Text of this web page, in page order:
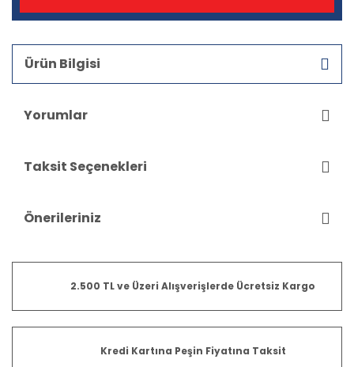
Ürün Bilgisi
Yorumlar
Taksit Seçenekleri
Önerileriniz
2.500 TL ve Üzeri Alışverişlerde Ücretsiz Kargo
Kredi Kartına Peşin Fiyatına Taksit